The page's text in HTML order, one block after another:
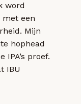
word
met een
Mijn
hophead
proef.
IBU